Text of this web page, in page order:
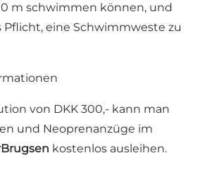
m schwimmen können, und
Pflicht, eine Schwimmweste zu
von DKK 300,- kann man
und Neoprenanzüge im
kostenlos ausleihen.